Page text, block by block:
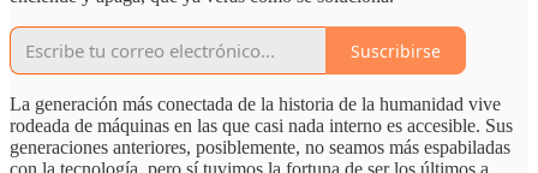
Suscribirse
La generación más conectada de la historia de la humanidad vive
rodeada de máquinas en las que casi nada interno es accesible. Sus
generaciones anteriores, posiblemente, no seamos más espabiladas